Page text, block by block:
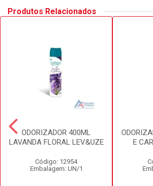
Produtos Relacionados
ODORIZADOR 400ML
LAVANDA FLORAL LEV&UZE
Código: 12954
Embalagem: UN/1
E